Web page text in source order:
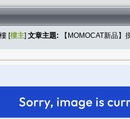
[樓主] 文章主題: 【MOMOCAT新品